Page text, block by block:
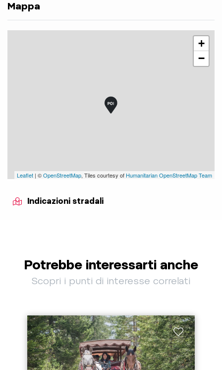
Mappa
+
−
Leaflet | ©OpenStreetMap, Tiles courtesy of Humanitarian OpenStreetMap Team
Indicazioni stradali
Potrebbe interessarti anche
Scopri i punti di interesse correlati